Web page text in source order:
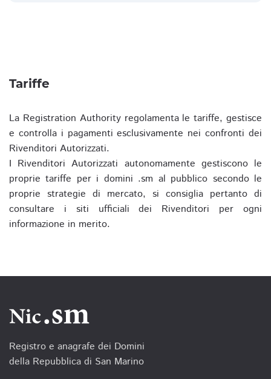
Tariffe
La Registration Authority regolamenta le tariffe, gestisce
e controlla i pagamenti esclusivamente nei confronti dei
Rivenditori Autorizzati.
I Rivenditori Autorizzati autonomamente gestiscono le
proprie tariffe per i domini .sm al pubblico secondo le
proprie strategie di mercato, si consiglia pertanto di
consultare i siti ufficiali dei Rivenditori per ogni
informazione in merito.
Registro e anagrafe dei Domini
della Repubblica di San Marino